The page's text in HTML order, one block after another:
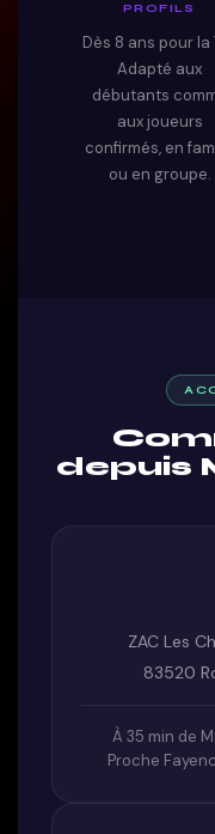
PROFILS
Dès 8 ans pour la
Adapté aux
débutants
aux joueurs
confirmés, en
ou en groupe.
depuis
ZAC Les
83520
À 35 min de
Proche